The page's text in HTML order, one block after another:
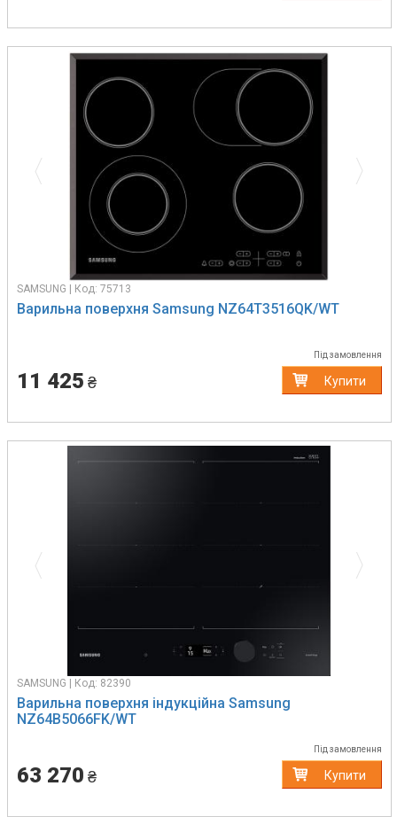
Previous
SAMSUNG | Код: 75713
Варильна поверхня Samsung NZ64T3516QK/WT
Під замовлення
11 425 ₴ Купити
SAMSUNG | Код: 82390
Варильна поверхня індукційна Samsung
NZ64B5066FK/WT
Під замовлення
63 270 ₴ Купити